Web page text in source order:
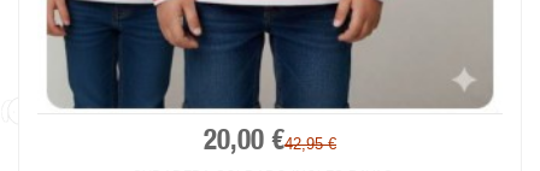
20,00 €42,95 €